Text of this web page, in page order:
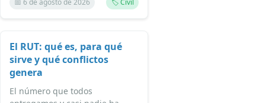
📅 6 de agosto de 2026 🏷️ Civil
El RUT: qué es, para qué
sirve y qué conflictos
genera
El número que todos